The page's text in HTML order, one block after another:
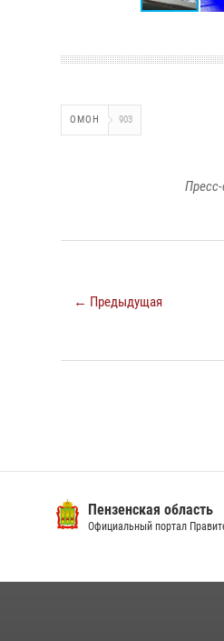
ОМОН 903
← Предыдущая
Пензенская область
Официальный портал